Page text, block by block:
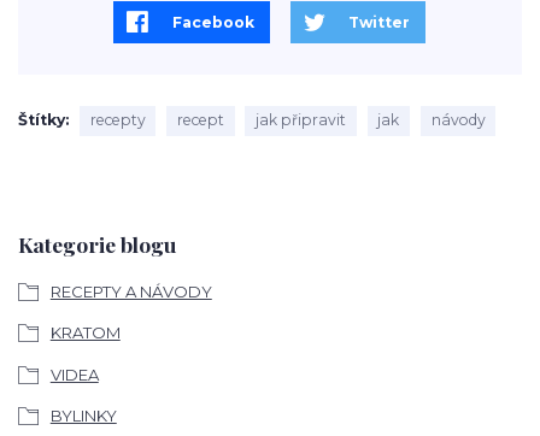
Kategorie blogu
RECEPTY A NÁVODY
KRATOM
VIDEA
BYLINKY
Facebook Twitter
Štítky recepty recept jak připravit jak návody